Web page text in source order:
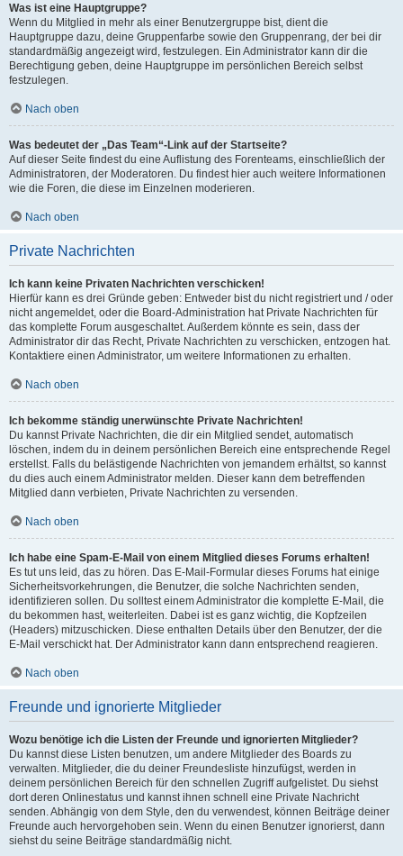
Was ist eine Hauptgruppe?
Wenn du Mitglied in mehr als einer Benutzergruppe bist, dient die
Hauptgruppe dazu, deine Gruppenfarbe sowie den Gruppenrang, der bei dir
standardmäßig angezeigt wird, festzulegen. Ein Administrator kann dir die
Berechtigung geben, deine Hauptgruppe im persönlichen Bereich selbst
festzulegen.
Nach oben
Was bedeutet der „Das Team“-Link auf der Startseite?
Auf dieser Seite findest du eine Auflistung des Forenteams, einschließlich der
Administratoren, der Moderatoren. Du findest hier auch weitere Informationen
wie die Foren, die diese im Einzelnen moderieren.
Nach oben
Private Nachrichten
Ich kann keine Privaten Nachrichten verschicken!
Hierfür kann es drei Gründe geben: Entweder bist du nicht registriert und / oder
nicht angemeldet, oder die Board-Administration hat Private Nachrichten für
das komplette Forum ausgeschaltet. Außerdem könnte es sein, dass der
Administrator dir das Recht, Private Nachrichten zu verschicken, entzogen hat.
Kontaktiere einen Administrator, um weitere Informationen zu erhalten.
Nach oben
Ich bekomme ständig unerwünschte Private Nachrichten!
Du kannst Private Nachrichten, die dir ein Mitglied sendet, automatisch
löschen, indem du in deinem persönlichen Bereich eine entsprechende Regel
erstellst. Falls du belästigende Nachrichten von jemandem erhältst, so kannst
du dies auch einem Administrator melden. Dieser kann dem betreffenden
Mitglied dann verbieten, Private Nachrichten zu versenden.
Nach oben
Ich habe eine Spam-E-Mail von einem Mitglied dieses Forums erhalten!
Es tut uns leid, das zu hören. Das E-Mail-Formular dieses Forums hat einige
Sicherheitsvorkehrungen, die Benutzer, die solche Nachrichten senden,
identifizieren sollen. Du solltest einem Administrator die komplette E-Mail, die
du bekommen hast, weiterleiten. Dabei ist es ganz wichtig, die Kopfzeilen
(Headers) mitzuschicken. Diese enthalten Details über den Benutzer, der die
E-Mail verschickt hat. Der Administrator kann dann entsprechend reagieren.
Nach oben
Freunde und ignorierte Mitglieder
Wozu benötige ich die Listen der Freunde und ignorierten Mitglieder?
Du kannst diese Listen benutzen, um andere Mitglieder des Boards zu
verwalten. Mitglieder, die du deiner Freundesliste hinzufügst, werden in
deinem persönlichen Bereich für den schnellen Zugriff aufgelistet. Du siehst
dort deren Onlinestatus und kannst ihnen schnell eine Private Nachricht
senden. Abhängig von dem Style, den du verwendest, können Beiträge deiner
Freunde auch hervorgehoben sein. Wenn du einen Benutzer ignorierst, dann
siehst du seine Beiträge standardmäßig nicht.